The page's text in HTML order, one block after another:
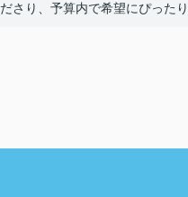
ださり、予算内で希望にぴったり